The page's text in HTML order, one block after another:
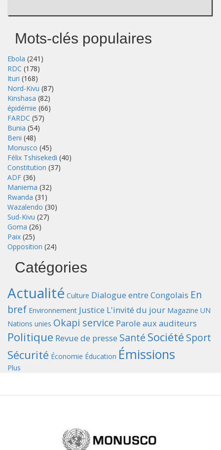
Mots-clés populaires
Ebola (241)
RDC (178)
Ituri (168)
Nord-Kivu (87)
Kinshasa (82)
épidémie (66)
FARDC (57)
Bunia (54)
Beni (48)
Monusco (45)
Félix Tshisekedi (40)
Constitution (37)
ADF (36)
Maniema (32)
Rwanda (31)
Wazalendo (30)
Sud-Kivu (27)
Goma (26)
Paix (25)
Opposition (24)
Catégories
Actualité Culture Dialogue entre Congolais En
bref Environnement Justice L'invité du jour Magazine UN
Nations unies Okapi service Parole aux auditeurs
Politique Revue de presse Santé Société Sport
Sécurité Économie Éducation Émissions
Plus